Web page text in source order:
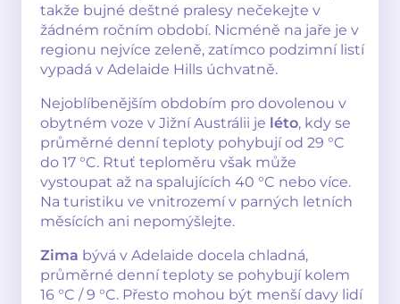
takže bujné deštné pralesy nečekejte v
žádném ročním období. Nicméně na jaře je v
regionu nejvíce zeleně, zatímco podzimní listí
vypadá v Adelaide Hills úchvatně.
Nejoblíbenějším obdobím pro dovolenou v
obytném voze v Jižní Austrálii je léto, kdy se
průměrné denní teploty pohybují od 29 °C
do 17 °C. Rtuť teploměru však může
vystoupat až na spalujících 40 °C nebo více.
Na turistiku ve vnitrozemí v parných letních
měsících ani nepomýšlejte.
Zima bývá v Adelaide docela chladná,
průměrné denní teploty se pohybují kolem
16 °C / 9 °C. Přesto mohou být menší davy lidí